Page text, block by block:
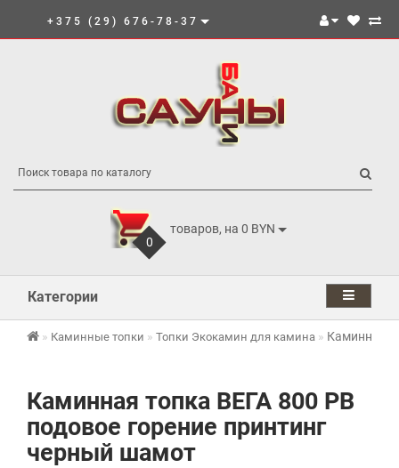
+375 (29) 676-78-37
0
товаров, на 0 BYN
Категории
Каминные топки Топки Экокамин для камина Каминная
Каминная топка ВЕГА 800 PB
подовое горение принтинг
черный шамот